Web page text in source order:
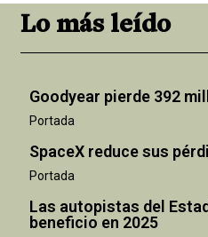
Lo más leído
Goodyear pierde 392
Portada
SpaceX reduce sus
Portada
Las autopistas del
beneficio en 2025